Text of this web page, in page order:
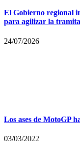
El Gobierno regional
para agilizar la
24/07/2026
Los ases de MotoGP
03/03/2022